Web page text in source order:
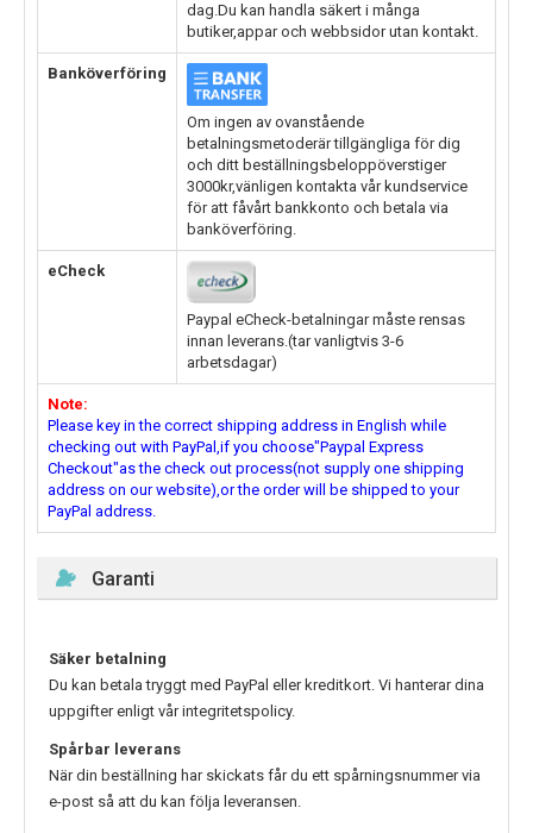
dag.Du kan handla säkert i många
butiker,appar och webbsidor utan kontakt.
Banköverföring
Om ingen av ovanstående
betalningsmetoderär tillgängliga för dig
och ditt beställningsbeloppöverstiger
3000kr,vänligen kontakta vår kundservice
för att fåvårt bankkonto och betala via
banköverföring.
eCheck
Paypal eCheck-betalningar måste rensas
innan leverans.(tar vanligtvis 3-6
arbetsdagar)
Note:
Please key in the correct shipping address in English while
checking out with PayPal,if you choose"Paypal Express
Checkout"as the check out process(not supply one shipping
address on our website),or the order will be shipped to your
PayPal address.
Garanti
Säker betalning
Du kan betala tryggt med PayPal eller kreditkort. Vi hanterar dina
uppgifter enligt vår integritetspolicy.
Spårbar leverans
När din beställning har skickats får du ett spårningsnummer via
e-post så att du kan följa leveransen.